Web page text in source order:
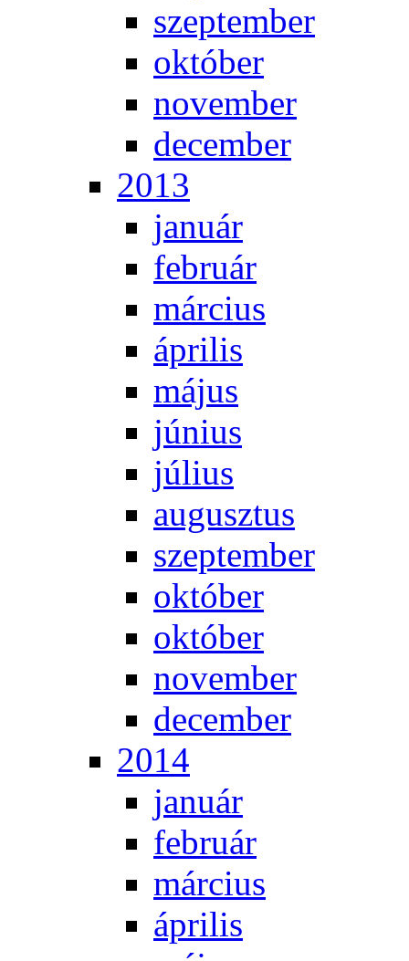
szep­tem­ber
ok­tó­ber
no­vem­ber
de­cem­ber
2013
ja­nu­ár
feb­ru­ár
már­ci­us
áp­ri­lis
má­jus
jú­ni­us
jú­li­us
au­gusz­tus
szep­tem­ber
ok­tó­ber
ok­tó­ber
no­vem­ber
de­cem­ber
2014
ja­nu­ár
feb­ru­ár
már­ci­us
áp­ri­lis